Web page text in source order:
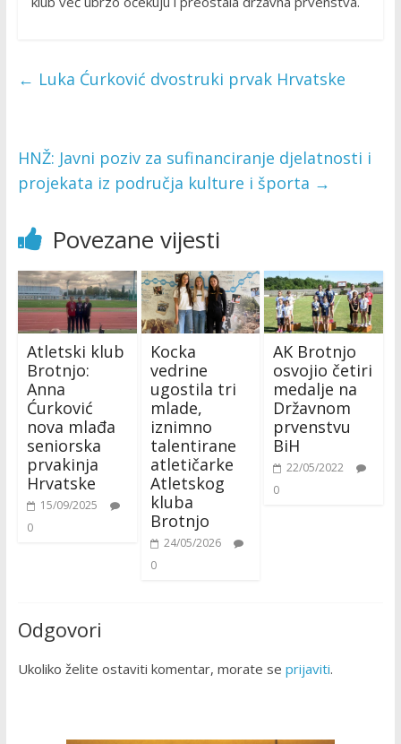
← Luka Ćurković dvostruki prvak Hrvatske
HNŽ: Javni poziv za sufinanciranje djelatnosti i
projekata iz područja kulture i športa →
Povezane vijesti
Atletski klub
Brotnjo:
Anna
Ćurković
nova mlađa
seniorska
prvakinja
Hrvatske
15/09/2025
0
Kocka
vedrine
ugostila tri
mlade,
iznimno
talentirane
atletičarke
Atletskog
kluba
Brotnjo
24/05/2026
0
AK Brotnjo
osvojio četiri
medalje na
Državnom
prvenstvu
BiH
22/05/2022
0
Odgovori
Ukoliko želite ostaviti komentar, morate se prijaviti.